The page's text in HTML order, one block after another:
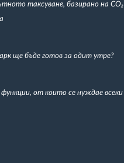
таксуване, базирано на CO₂
ще бъде готов за одит утре?
от които се нуждае всеки